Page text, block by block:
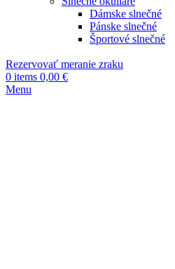
Dámske slnečné
Pánske slnečné
Športové slnečné
Rezervovať meranie zraku
0 items 0,00 €
Menu